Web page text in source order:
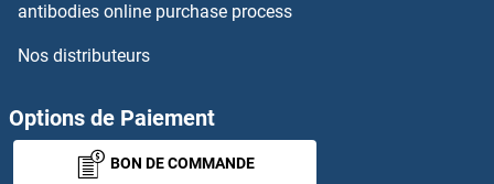
MBD2 Anticorps
antibodies online purchase process
Nos distributeurs
Options de Paiement
BON DE COMMANDE